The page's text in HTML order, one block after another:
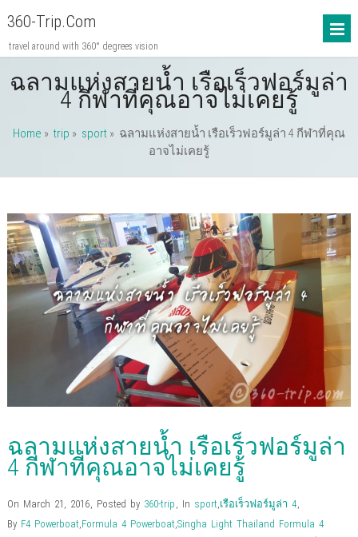
360-Trip.com
travel around with 360° degrees vision
ฉลามแห่งสายน้ำ เรือเร็วฟอร์มูล่า
4 กีฬาที่คุณอาจไม่เคยรู้
Home » trip » sport » ฉลามแห่งสายน้ำ เรือเร็วฟอร์มูล่า 4 กีฬาที่คุณ
อาจไม่เคยรู้
ฉลามแห่งสายน้ำ เรือเร็วฟอร์มูล่า
4 กีฬาที่คุณอาจไม่เคยรู้
On March 21, 2016, Posted by 360-trip , In sport,เรือเร็วฟอร์มูล่า 4,
By F4 Powerboat,Formula 4 Powerboat,Singha Light Thailand Formula 4